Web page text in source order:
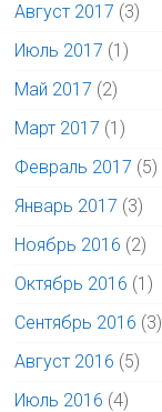
Август 2017 (3)
Июль 2017 (1)
Май 2017 (2)
Март 2017 (1)
Февраль 2017 (5)
Январь 2017 (3)
Ноябрь 2016 (2)
Октябрь 2016 (1)
Сентябрь 2016 (3)
Август 2016 (5)
Июль 2016 (4)